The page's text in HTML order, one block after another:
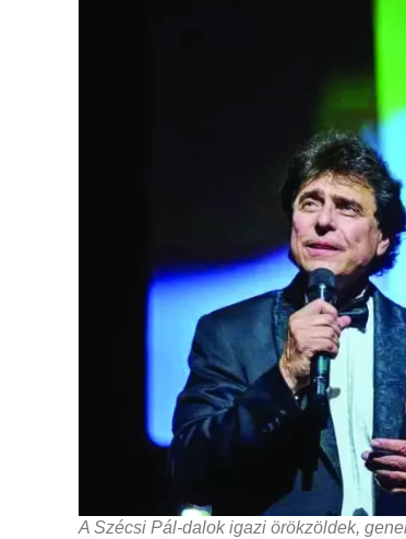
A Szécsi Pál-dalok igazi örökzöldek,